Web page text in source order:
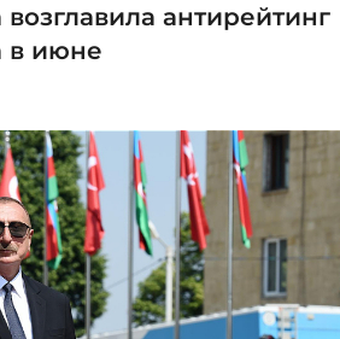
возглавила антирейтинг
в июне